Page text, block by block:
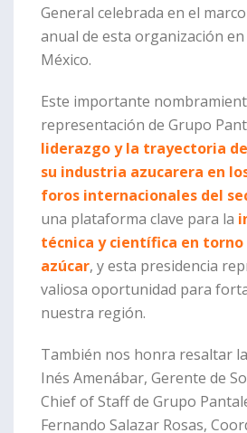
General celebrada en el
anual de esta organización en
México.
Este importante
representación de Grupo
liderazgo y la trayectoria
su industria azucarera en
foros internacionales del
una plataforma clave para la
técnica y científica en torno
azúcar, y esta presidencia
valiosa oportunidad para
nuestra región.
También nos honra resaltar
Inés Amenábar, Gerente de
Chief of Staff de Grupo
Fernando Salazar Rosas,